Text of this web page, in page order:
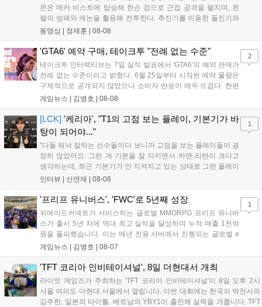
몬은 메카 비스트에 탑승해 한손 검으로 근접 공격을 펼치며, 왼
팔의 방패와 캐논을 활용해 전투한다. 추진기를 이용한 돌진기와
참격 형태의 궁극기를 보유했고, 메카 파괴 시 맨몸으로 기관총을
산의 영웅들 업데이트를 통해 정식 출시될 예정이다....
동영상 | 정재훈 08-08
'GTA6' 예약 구매, 테이크투 "전례 없는 수준"
테이크투 인터랙티브는 7일 실적 발표에서 'GTA6'의 예약 판매가
전례 없는 수준이라고 밝혔다. 6월 25일부터 시작된 예약 물량은
구체적으로 공개되지 않았으나 소비자 반응이 매우 뜨겁다. 한편
11월 19일 PS5와 Xbox 시리즈 X|S로 정식 출시될 예정이며, 록
상 'Grand Theft Auto VI: An Extended Look'을 최초 공개할 계획
이다....
게임뉴스 | 김병호 08-08
2
[LCK] '케리아', "T1의 고점 보는 플레이, 기본기가 바
탕이 되어야..."
"다들 워낙 잘하는 선수들이다 보니까 고점을 보는 플레이들이 굉
장히 많았어요. 그런 게 기본을 잘 지키면서 하면 리턴이 크다고
생각하는데, 최근 기본기가 안 지켜지고 있는 상태로 그런 플레이
를 추구하다 보니까 팀적으로 안 좋은 사고가 계속 많이 났던 것
LoL 챔피언스 코리아(LCK)'...
인터뷰 | 신연재 08-08
1
'프리프 유니버스', 'FWC'로 5년째 성장
위메이드커넥트가 서비스하는 글로벌 MMORPG 프리프 유니버
스가 출시 5년 차에 역대 최고 실적을 달성하며 누적 매출 1천억
원을 돌파했습니다. 이는 매년 전용 서버에서 진행되는 글로벌 e
스포츠 대회 FWC의 영향이 큽니다. FWC는 이용자가 동일한 조
은 전년 대비 매출과 이용자 지표가 대폭 상승하는 성과를 냈습니
다. 오는 10월 필리핀 마닐라에서 총상금 11만 달러 규모의 제4회
FWC 그랜드 파이널이 개최될 예정이며, 위메이드커넥트는 이를
통해 커뮤니티 중심의 장기 성장 모델을 지속할 방침입니다....
게임뉴스 | 김병호 08-07
1
'TFT 코리아 인비테이셔널', 8일 더현대서 개최
라이엇 게임즈가 주최하는 'TFT 코리아 인비테이셔널'이 8일 오후 2시
서울 여의도 더현대 서울에서 열립니다. 이번 대회에는 한국의 박찬서와
김주한, 일본의 타이틀, 베트남의 YBY1이 출전해 실력을 겨룹니다. TFT